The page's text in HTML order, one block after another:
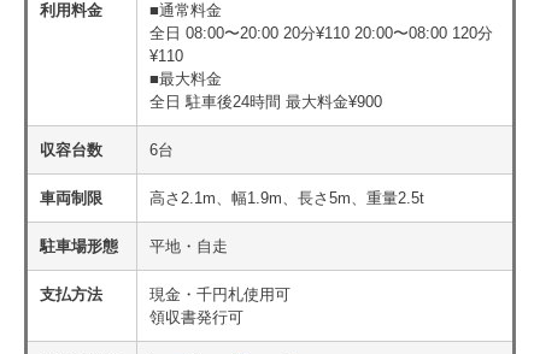
利用料金
■通常料金
全日 08:00〜20:00 20分¥110 20:00〜08:00 120分
¥110
■最大料金
全日 駐車後24時間 最大料金¥900
収容台数 6台
車両制限 高さ2.1m、幅1.9m、長さ5m、重量2.5t
駐車場形態 平地・自走
支払方法
現金・千円札使用可
領収書発行可